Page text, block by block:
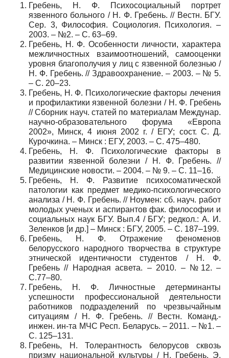
Гребень, Н. Ф. Психосоциальный портрет
язвенного больного / Н. Ф. Гребень. // Вестн. БГУ.
Сер. 3, Философия. Социология. Психология. –
2003. – №2. – С. 63–69.
Гребень, Н. Ф. Особенности личности, характера
межличностных взаимоотношений, самооценки
уровня благополучия у лиц с язвенной болезнью /
Н. Ф. Гребень. // Здравоохранение. – 2003. – № 5.
– С. 20–23.
Гребень, Н. Ф. Психологические факторы лечения
и профилактики язвенной болезни / Н. Ф. Гребень
// Сборник науч. статей по материалам Междунар.
научно-образовательного форума «Европа
2002», Минск, 4 июня 2002 г. / ЕГУ; сост. С. Д.
Курочкина. – Минск : ЕГУ, 2003. – С. 475–480.
Гребень, Н. Ф. Психологические факторы в
развитии язвенной болезни / Н. Ф. Гребень. //
Медицинские новости. – 2004. – № 9. – С. 11–16.
Гребень, Н. Ф. Развитие психосоматической
патологии как предмет медико-психологического
анализа / Н. Ф. Гребень. // Ноумен: сб. науч. работ
молодых ученых и аспирантов фак. философии и
социальных наук БГУ. Вып.4 / БГУ; редкол.: А. И.
Зеленков [и др.] – Минск : БГУ, 2005. – С. 187–199.
Гребень, Н. Ф. Отражение феноменов
белорусского народного творчества в структуре
этнической идентичности студентов / Н. Ф.
Гребень // Народная асвета. – 2010. – №12. –
С.77–80.
Гребень, Н. Ф. Личностные детерминанты
успешности профессиональной деятельности
работников подразделений по чрезвычайным
ситуациям / Н. Ф. Гребень. // Вестн. Команд.-
инжен. ин-та МЧС Респ. Беларусь. – 2011. – №1. –
С. 125–131.
Гребень, Н. Толерантность белорусов сквозь
призму национальной культуры / Н. Гребень, Э.